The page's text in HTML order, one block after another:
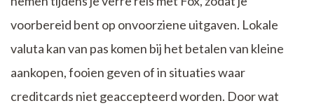
voorbereid bent op onvoorziene uitgaven. Lokale
valuta kan van pas komen bij het betalen van kleine
aankopen, fooien geven of in situaties waar
creditcards niet geaccepteerd worden. Door wat